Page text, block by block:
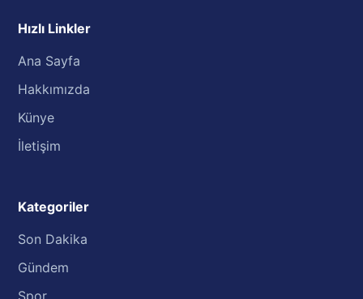
Hızlı Linkler
Ana Sayfa
Hakkımızda
Künye
İletişim
Kategoriler
Son Dakika
Gündem
Spor